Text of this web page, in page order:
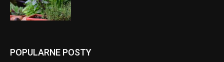
POPULARNE POSTY